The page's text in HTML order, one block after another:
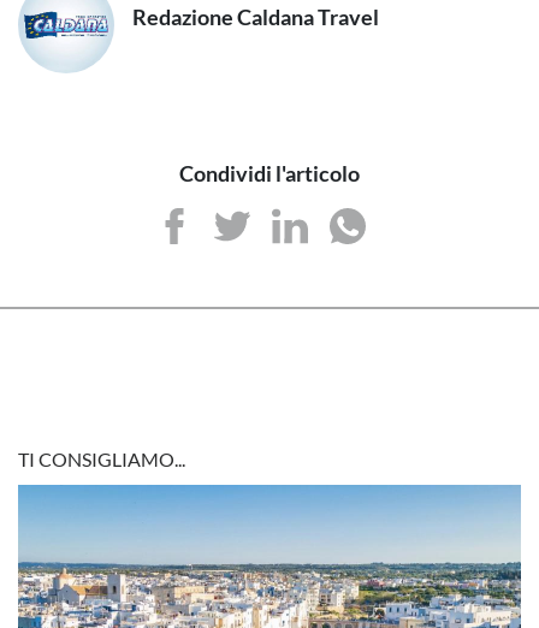
Redazione Caldana Travel
Condividi l'articolo
TI CONSIGLIAMO...